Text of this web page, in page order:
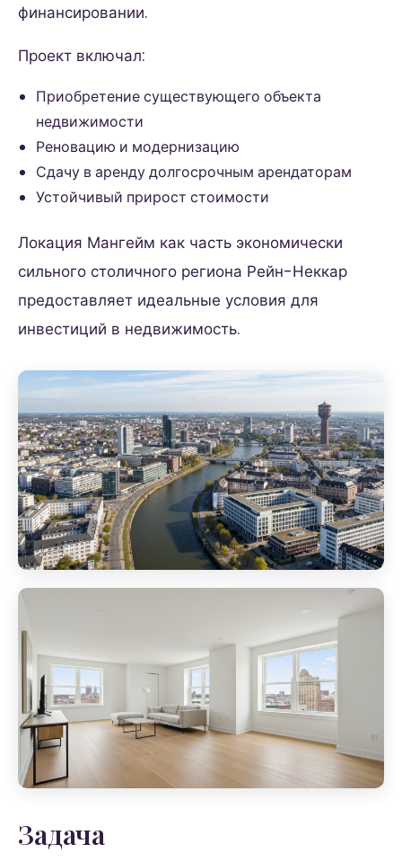
финансировании.
Проект включал:
Приобретение существующего объекта
недвижимости
Реновацию и модернизацию
Сдачу в аренду долгосрочным арендаторам
Устойчивый прирост стоимости
Локация Мангейм как часть экономически
сильного столичного региона Рейн-Неккар
предоставляет идеальные условия для
инвестиций в недвижимость.
Задача